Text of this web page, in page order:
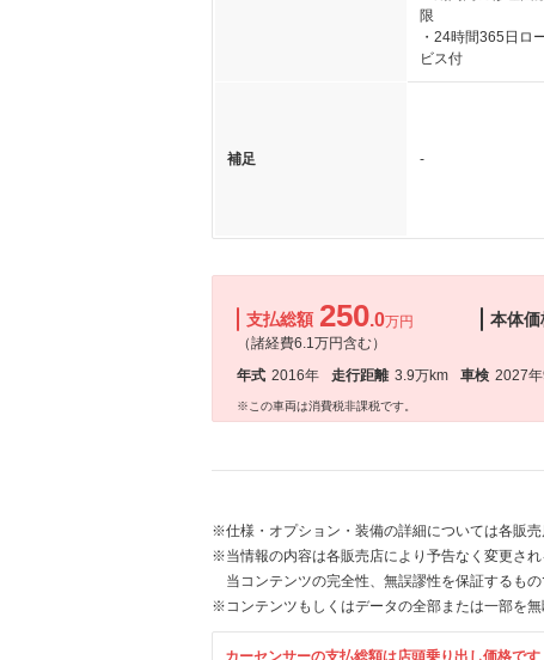
限
・24時間365日ロ
ビス付
補足 -
支払総額 250.0万円
（諸経費6.1万円含む）
本体価
年式 2016年 走行距離 3.9万km 車検 2027年
※この車両は消費税非課税です。
※仕様・オプション・装備の詳細については各販売
※当情報の内容は各販売店により予告なく変更さ
当コンテンツの完全性、無誤謬性を保証するも
※コンテンツもしくはデータの全部または一部を
カーセンサーの支払総額は店頭乗り出し価格です